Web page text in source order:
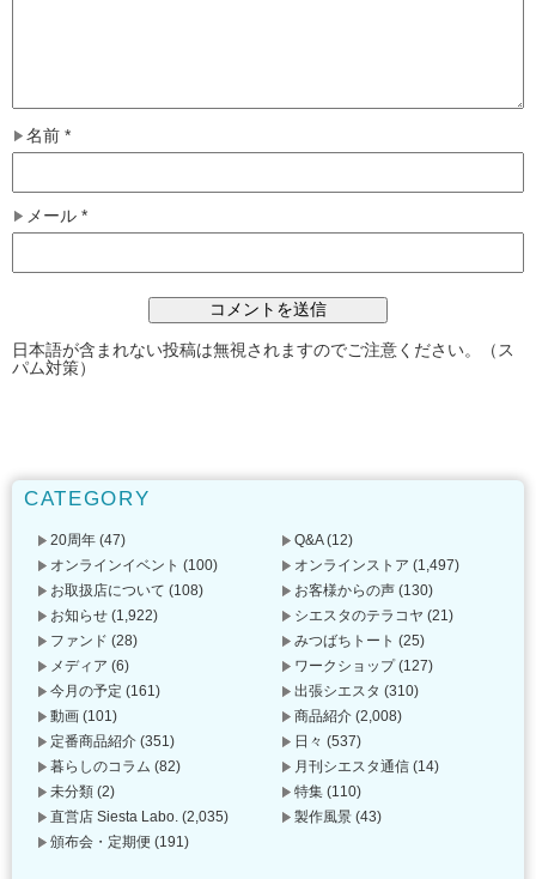
名前 *
メール *
日本語が含まれない投稿は無視されますのでご注意ください。（ス
パム対策）
CATEGORY
20周年 (47) Q&A(12)
オンラインイベント (100) オンラインストア (1,497)
お取扱店について (108) お客様からの声 (130)
お知らせ (1,922) シエスタのテラコヤ (21)
ファンド (28) みつばちトート (25)
メディア (6) ワークショップ(127)
今月の予定 (161) 出張シエスタ (310)
動画 (101) 商品紹介 (2,008)
定番商品紹介 (351) 日々 (537)
暮らしのコラム (82) 月刊シエスタ通信 (14)
未分類 (2) 特集 (110)
直営店 Siesta Labo. (2,035) 製作風景 (43)
頒布会・定期便 (191)